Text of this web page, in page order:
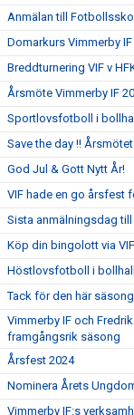
Anmälan till
Domarkurs Vimmerby IF
Breddturnering VIF v
Årsmöte Vimmerby IF
Sportlovsfotboll i
Save the day !!
God Jul & Gott Nytt År!
VIF hade en go årsfest
Sista anmälningsdag
Köp din bingolott via
Höstlovsfotboll i
Tack för den här
Vimmerby IF och
framgångsrik säsong
Årsfest 2024
Nominera Årets
Vimmerby IF:s